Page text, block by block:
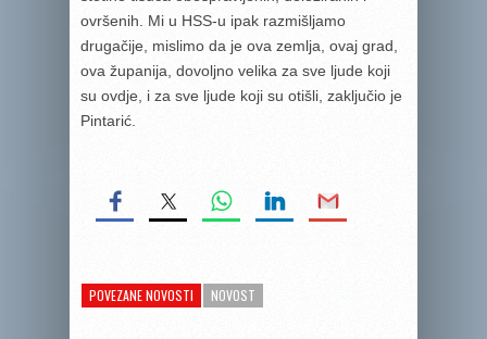
ovršenih. Mi u HSS-u ipak razmišljamo
drugačije, mislimo da je ova zemlja, ovaj grad,
ova županija, dovoljno velika za sve ljude koji
su ovdje, i za sve ljude koji su otišli, zaključio je
Pintarić.
POVEZANE NOVOSTI NOVOST